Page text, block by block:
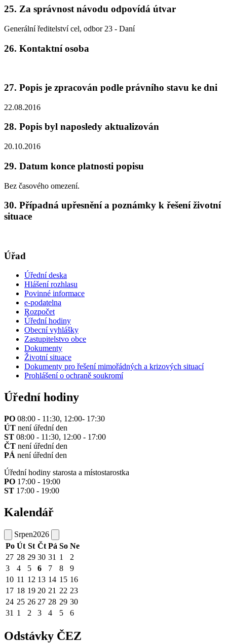
25. Za správnost návodu odpovídá útvar
Generální ředitelství cel, odbor 23 - Daní
26. Kontaktní osoba
27. Popis je zpracován podle právního stavu ke dni
22.08.2016
28. Popis byl naposledy aktualizován
20.10.2016
29. Datum konce platnosti popisu
Bez časového omezení.
30. Případná upřesnění a poznámky k řešení životní
situace
Úřad
Úřední deska
Hlášení rozhlasu
Povinné informace
e-podatelna
Rozpočet
Úřední hodiny
Obecní vyhlášky
Zastupitelstvo obce
Dokumenty
Životní situace
Dokumenty pro řešení mimořádných a krizových situací
Prohlášení o ochraně soukromí
Úřední hodiny
PO 08:00 - 11:30, 12:00- 17:30
ÚT není úřední den
ST 08:00 - 11:30, 12:00 - 17:00
ČT není úřední den
PÁ není úřední den
Úřední hodiny starosta a místostarostka
PO 17:00 - 19:00
ST 17:00 - 19:00
Kalendář
Srpen2026
Po Út St Čt Pá So Ne
27 28 29 30 31 1
2
3
4 5 6 7 8
9
10 11 12 13 14 15 16
17 18 19 20 21 22 23
24 25 26 27 28 29 30
31 1 2 3 4 5 6
Odstávky ČEZ